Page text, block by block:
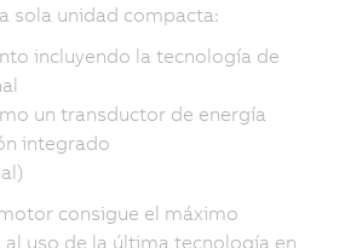
sola unidad compacta:
incluyendo la tecnología de
un transductor de energía
integrado
consigue el máximo
uso de la última tecnología en